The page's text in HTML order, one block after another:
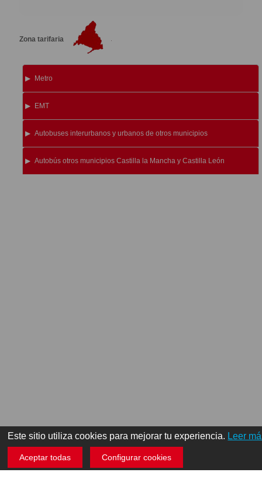
Este sitio utiliza cookies para mejorar tu experiencia. Leer
Aceptar todas Configurar cookies
Zona tarifaria
Metro
EMT
Autobuses interurbanos y urbanos de otros municipios
Autobús otros municipios Castilla la Mancha y Castilla León